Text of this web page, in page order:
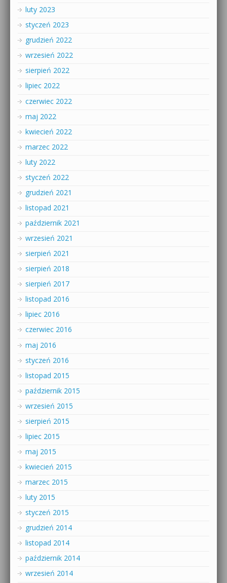
luty 2023
styczeń 2023
grudzień 2022
wrzesień 2022
sierpień 2022
lipiec 2022
czerwiec 2022
maj 2022
kwiecień 2022
marzec 2022
luty 2022
styczeń 2022
grudzień 2021
listopad 2021
październik 2021
wrzesień 2021
sierpień 2021
sierpień 2018
sierpień 2017
listopad 2016
lipiec 2016
czerwiec 2016
maj 2016
styczeń 2016
listopad 2015
październik 2015
wrzesień 2015
sierpień 2015
lipiec 2015
maj 2015
kwiecień 2015
marzec 2015
luty 2015
styczeń 2015
grudzień 2014
listopad 2014
październik 2014
wrzesień 2014